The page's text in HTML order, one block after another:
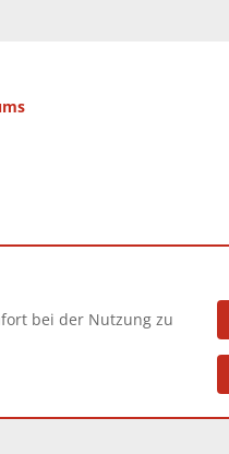
bei der Nutzung zu